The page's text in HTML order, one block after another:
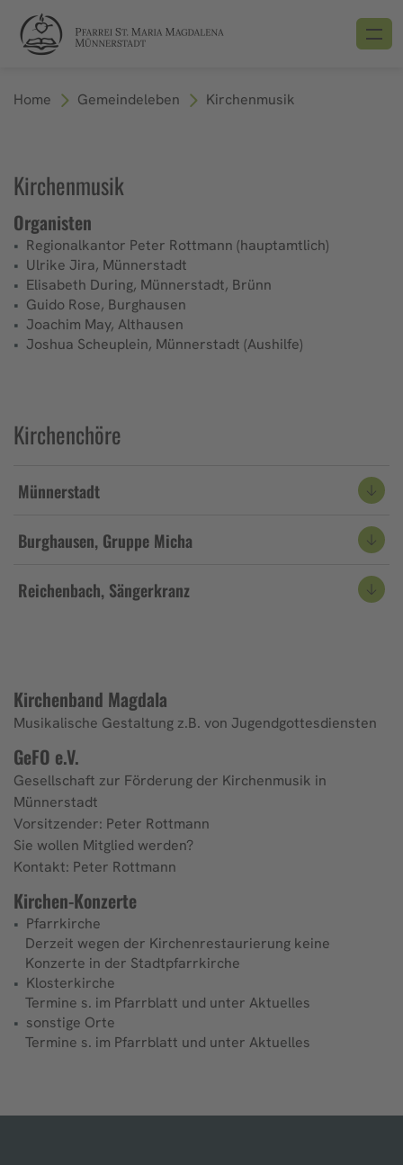
Home Gemeindeleben Kirchenmusik
Kirchenmusik
Organisten
Regionalkantor Peter Rottmann (hauptamtlich)
Ulrike Jira, Münnerstadt
Elisabeth During, Münnerstadt, Brünn
Guido Rose, Burghausen
Joachim May, Althausen
Joshua Scheuplein, Münnerstadt (Aushilfe)
Kirchenchöre
Münnerstadt
Burghausen, Gruppe Micha
Reichenbach, Sängerkranz
Kirchenband Magdala
Musikalische Gestaltung z.B. von Jugendgottesdiensten
GeFO e.V.
Gesellschaft zur Förderung der Kirchenmusik in
Münnerstadt
Vorsitzender: Peter Rottmann
Sie wollen Mitglied werden?
Kontakt: Peter Rottmann
Kirchen-Konzerte
Pfarrkirche
Derzeit wegen der Kirchenrestaurierung keine
Konzerte in der Stadtpfarrkirche
Klosterkirche
Termine s. im Pfarrblatt und unter Aktuelles
sonstige Orte
Termine s. im Pfarrblatt und unter Aktuelles